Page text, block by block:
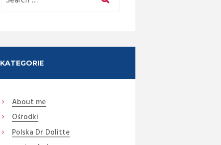
Next item
KATEGORIE
About me
Ośrodki
Polska Dr Dolitte